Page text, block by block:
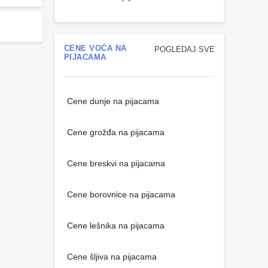
POGLEDAJ SVE
CENE VOĆA NA
PIJACAMA
Cene dunje na pijacama
Cene grožđa na pijacama
Cene breskvi na pijacama
Cene borovnice na pijacama
Cene lešnika na pijacama
Cene šljiva na pijacama